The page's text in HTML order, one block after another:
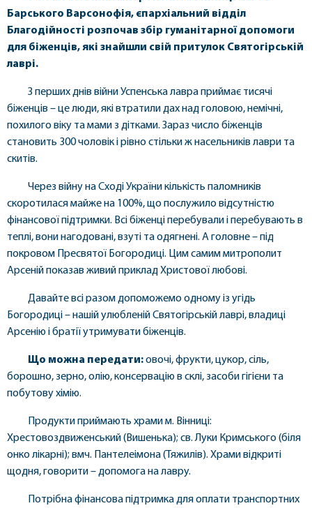
Барського Варсонофія, єпархіальний відділ
Благодійності розпочав збір гуманітарної допомоги
для біженців, які знайшли свій притулок Святогірській
лаврі.
З перших днів війни Успенська лавра приймає тисячі
біженців – це люди, які втратили дах над головою, немічні,
похилого віку та мами з дітками. Зараз число біженців
становить 300 чоловік і рівно стільки ж насельників лаври та
скитів.
Через війну на Сході України кількість паломників
скоротилася майже на 100%, що послужило відсутністю
фінансової підтримки. Всі біженці перебували і перебувають в
теплі, вони нагодовані, взуті та одягнені. А головне – під
покровом Пресвятої Богородиці. Цим самим митрополит
Арсеній показав живий приклад Христової любові.
Давайте всі разом допоможемо одному із угідь
Богородиці – нашій улюбленій Святогірській лаврі, владиці
Арсенію і братії утримувати біженців.
Що можна передати:овочі, фрукти, цукор, сіль,
борошно, зерно, олію, консервацію в склі, засоби гігієни та
побутову хімію.
Продукти приймають храми м. Вінниці:
Хрестовоздвиженський (Вишенька); св. Луки Кримського (біля
онко лікарні); вмч. Пантелеімона (Тяжилів). Храми відкриті
щодня, говорити – допомога на лавру.
Потрібна фінансова підтримка для оплати транспортних